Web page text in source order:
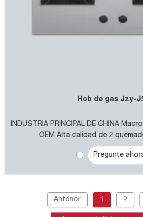
Hob de gas Jzy-
INDUSTRIA PRINCIPAL DE CHINA
OEM Alta calidad de 2
Pregunte
Anterior 1 2